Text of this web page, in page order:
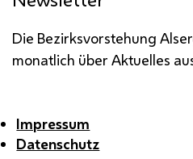
Die Bezirksvorstehung
monatlich über Aktuelles
Impressum
Datenschutz